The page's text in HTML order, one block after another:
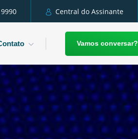
Central do Assinante
Vamos conversar?